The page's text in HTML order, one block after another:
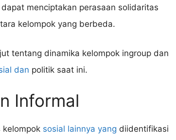
menciptakan perasaan solidaritas
kelompok yang berbeda.
tentang dinamika kelompok ingroup dan
dan politik saat ini.
Informal
kelompok sosial lainnya yang diidentifikasi